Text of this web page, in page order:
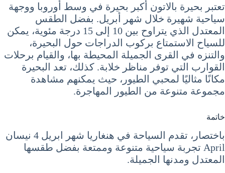
تعتبر بحيرة بالاتون أكبر بحيرة في وسط أوروبا ووجهة
سياحية شهيرة خلال شهر أبريل. بفضل الطقس
المعتدل الذي يتراوح بين 10 إلى 15 درجة مئوية، يمكن
للسياح الاستمتاع بركوب الدراجات حول البحيرة،
والتنزه في القرى الجميلة المحيطة بها، والقيام برحلات
القوارب التي توفر مناظر خلابة. كذلك، تعد البحيرة
مكانًا مثاليًا لمحبي الطيور، حيث يمكنهم مشاهدة
مجموعة متنوعة من الطيور المهاجرة.
خاتمة
باختصار، تقدم السياحة في هنغاريا شهر ابريل 4 نيسان
April تجربة سياحية متنوعة وممتعة بفضل طقسها
المعتدل ومدنها الجميلة.